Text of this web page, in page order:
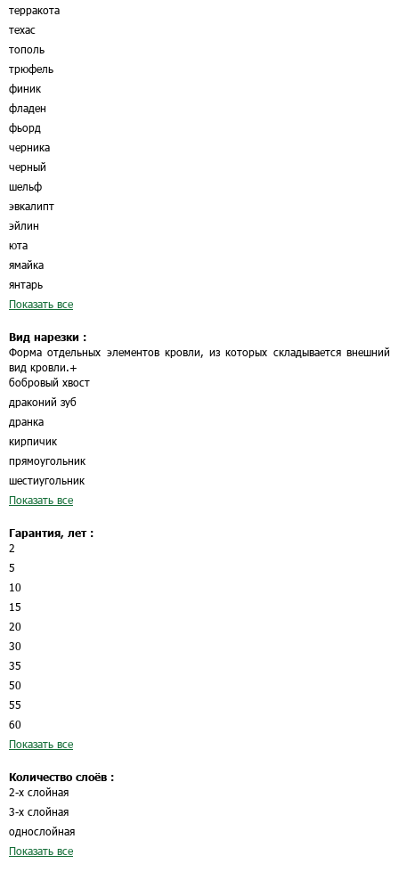
терракота
техас
тополь
трюфель
финик
фладен
фьорд
черника
черный
шельф
эвкалипт
эйлин
юта
ямайка
янтарь
Показать все
Вид нарезки :
Форма отдельных элементов кровли, из которых складывается внешний
вид кровли.+
бобровый хвост
драконий зуб
дранка
кирпичик
прямоугольник
шестиугольник
Показать все
Гарантия, лет :
2
5
10
15
20
30
35
50
55
60
Показать все
Количество слоёв :
2-х слойная
3-х слойная
однослойная
Показать все